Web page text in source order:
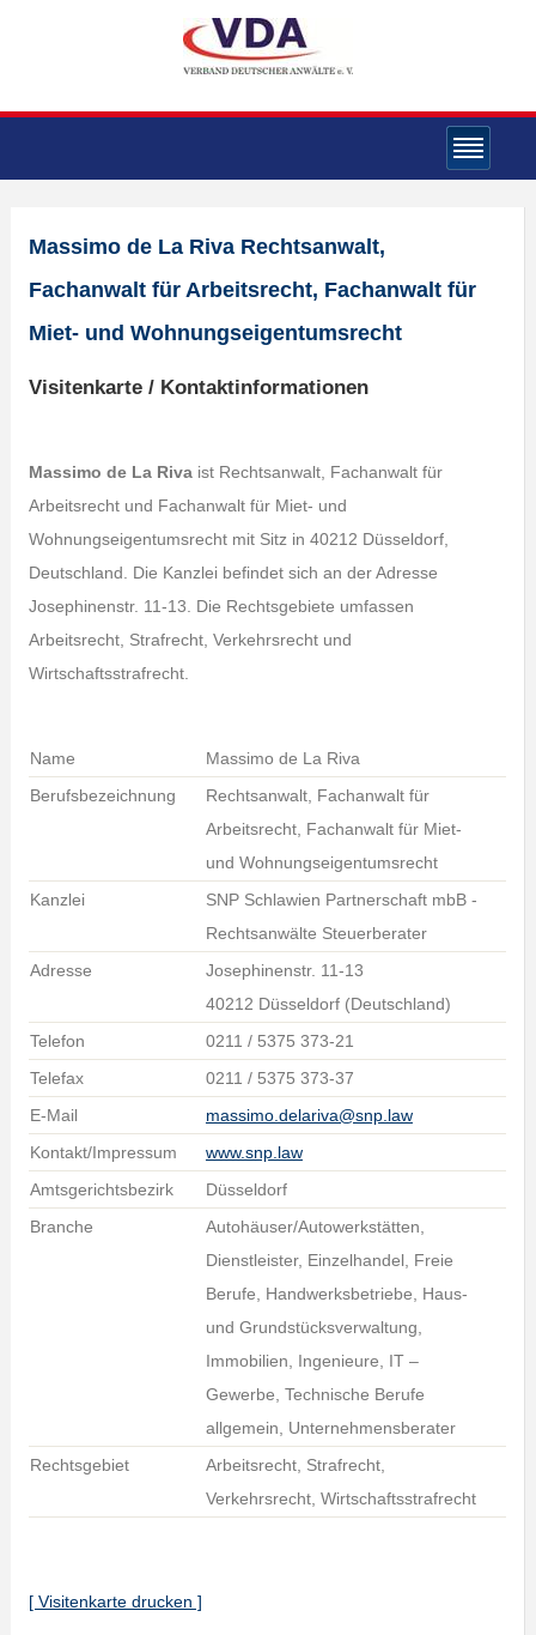
Massimo de La Riva Rechtsanwalt,
Fachanwalt für Arbeitsrecht, Fachanwalt für
Miet- und Wohnungseigentumsrecht
Visitenkarte / Kontaktinformationen
Massimo de La Rivaist Rechtsanwalt, Fachanwalt für
Arbeitsrecht und Fachanwalt für Miet- und
Wohnungseigentumsrecht mit Sitz in 40212 Düsseldorf,
Deutschland. Die Kanzlei befindet sich an der Adresse
Josephinenstr. 11-13. Die Rechtsgebiete umfassen
Arbeitsrecht, Strafrecht, Verkehrsrecht und
Wirtschaftsstrafrecht.
Name
Massimo de La Riva
Berufsbezeichnung
Rechtsanwalt, Fachanwalt für
Arbeitsrecht, Fachanwalt für Miet-
und Wohnungseigentumsrecht
Kanzlei
SNP Schlawien Partnerschaft mbB -
Rechtsanwälte Steuerberater
Adresse
Josephinenstr. 11-13
40212 Düsseldorf (Deutschland)
Telefon
0211 / 5375 373-21
Telefax
0211 / 5375 373-37
E-Mail
massimo.delariva@snp.law
Kontakt/Impressum
www.snp.law
Amtsgerichtsbezirk
Düsseldorf
Branche
Autohäuser/Autowerkstätten,
Dienstleister, Einzelhandel, Freie
Berufe, Handwerksbetriebe, Haus-
und Grundstücksverwaltung,
Immobilien, Ingenieure, IT –
Gewerbe, Technische Berufe
allgemein, Unternehmensberater
Rechtsgebiet
Arbeitsrecht, Strafrecht,
Verkehrsrecht, Wirtschaftsstrafrecht
[ Visitenkarte drucken ]